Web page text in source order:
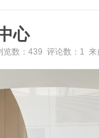
心
览数：439 评论数：1